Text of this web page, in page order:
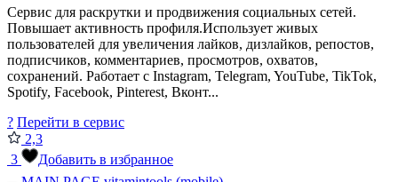
Сервис для раскрутки и продвижения социальных сетей.
Повышает активность профиля.Использует живых
пользователей для увеличения лайков, дизлайков, репостов,
подписчиков, комментариев, просмотров, охватов,
сохранений. Работает с Instagram, Telegram, YouTube, TikTok,
Spotify, Facebook, Pinterest, Вконт...
? Перейти в сервис
2,3
3
Добавить в избранное